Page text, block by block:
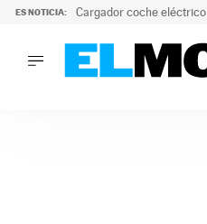
ES NOTICIA: Cargador coche eléctrico